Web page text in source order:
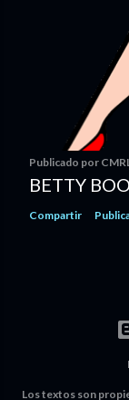
Publicado por
BETTY
Compartir
Los textos son